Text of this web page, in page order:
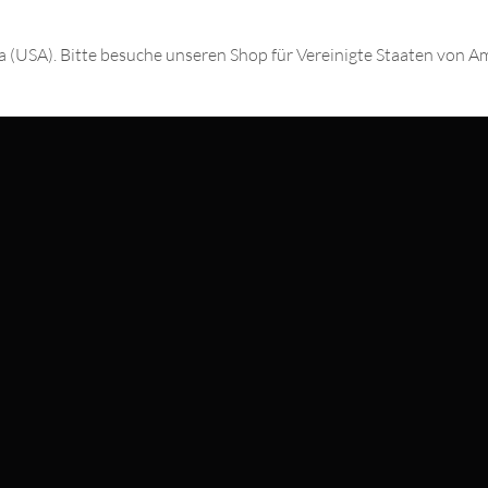
ÜBER UNS
Bitte besuche unseren Shop für Vereinigte Staaten von